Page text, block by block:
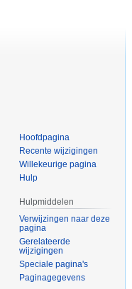
Hoofdpagina
Recente wijzigingen
Willekeurige pagina
Hulp
Hulpmiddelen
Verwijzingen naar deze
pagina
Gerelateerde
wijzigingen
Speciale pagina's
Paginagegevens